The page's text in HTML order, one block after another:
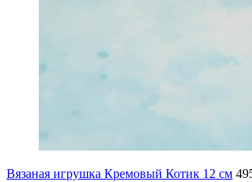
Вязаная игрушка Кремовый Котик 12 см